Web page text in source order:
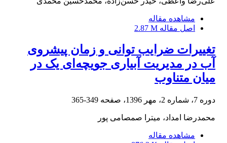
مشاهده مقاله
اصل مقاله 2.87 M
تغییرات ضرایب توانی و زمان پیشروی
آب در مدیریت آبیاری جویچه‌ای یک در
میان متناوب
دوره 7، شماره 2، مهر 1396، صفحه 349-365
محمدرضا امداد، میترا صمصامی پور
مشاهده مقاله